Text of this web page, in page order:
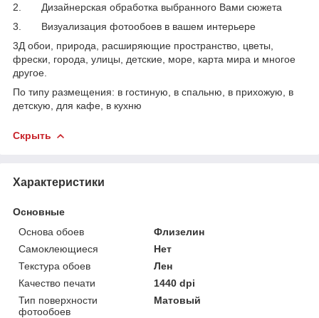
2. Дизайнерская обработка выбранного Вами сюжета
3. Визуализация фотообоев в вашем интерьере
3Д обои, природа, расширяющие пространство, цветы,
фрески, города, улицы, детские, море, карта мира и многое
другое.
По типу размещения: в гостиную, в спальню, в прихожую, в
детскую, для кафе, в кухню
Скрыть
Характеристики
Основные
Основа обоев
Флизелин
Самоклеющиеся
Нет
Текстура обоев
Лен
Качество печати
1440 dpi
Тип поверхности
фотообоев
Матовый